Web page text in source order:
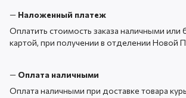
— Наложенный платеж
Оплатить стоимость заказа наличными или
картой, при получении в отделении Новой
— Оплата наличными
Оплата наличными при доставке товара